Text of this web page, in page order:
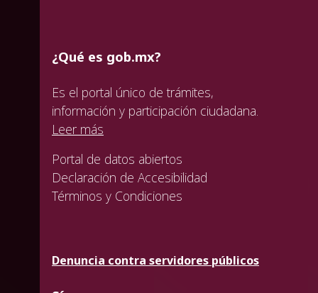
¿Qué es gob.mx?
Es el portal único de trámites,
información y participación ciudadana.
Leer más
Portal de datos abiertos
Declaración de Accesibilidad
Términos y Condiciones
Denuncia contra servidores públicos